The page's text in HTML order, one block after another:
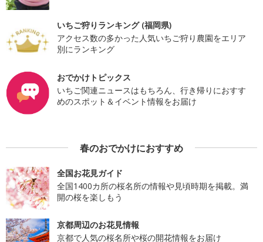
いちご狩りランキング (福岡県)
アクセス数の多かった人気いちご狩り農園をエリア
別にランキング
おでかけトピックス
いちご関連ニュースはもちろん、行き帰りにおすす
めのスポット＆イベント情報をお届け
春のおでかけにおすすめ
全国お花見ガイド
全国1400カ所の桜名所の情報や見頃時期を掲載。満
開の桜を楽しもう
京都周辺のお花見情報
京都で人気の桜名所や桜の開花情報をお届け